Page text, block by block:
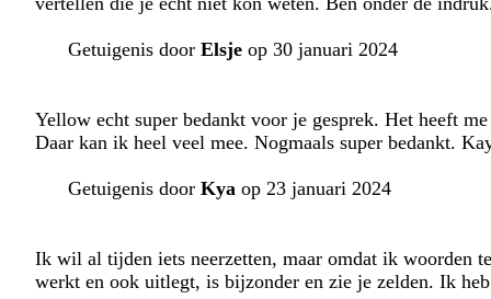
Getuigenis door Elsje op 30 januari 2024
Yellow echt super bedankt voor je gesprek. Het heeft
Daar kan ik heel veel mee. Nogmaals super bedankt.
Getuigenis door Kya op 23 januari 2024
Ik wil al tijden iets neerzetten, maar omdat ik woorden
werkt en ook uitlegt, is bijzonder en zie je zelden. Ik